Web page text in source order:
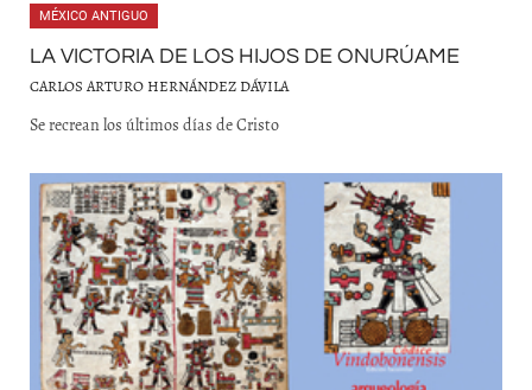
MÉXICO ANTIGUO
LA VICTORIA DE LOS HIJOS DE ONURÚAME
CARLOS ARTURO HERNÁNDEZ DÁVILA
Se recrean los últimos días de Cristo